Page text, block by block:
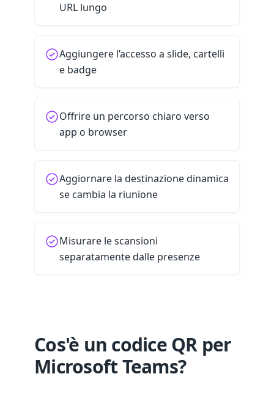
URL lungo
Aggiungere l’accesso a slide, cartelli
e badge
Offrire un percorso chiaro verso
app o browser
Aggiornare la destinazione dinamica
se cambia la riunione
Misurare le scansioni
separatamente dalle presenze
Cos'è un codice QR per
Microsoft Teams?